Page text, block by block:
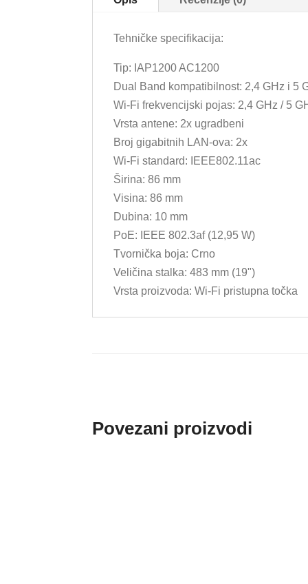
Tehničke specifikacija:
Tip: IAP1200 AC1200
Dual Band kompatibilnost: 2,4 GHz i 5
Wi-Fi frekvencijski pojas: 2,4 GHz / 5
Vrsta antene: 2x ugradbeni
Broj gigabitnih LAN-ova: 2x
Wi-Fi standard: IEEE802.11ac
Širina: 86 mm
Visina: 86 mm
Dubina: 10 mm
PoE: IEEE 802.3af (12,95 W)
Tvornička boja: Crno
Veličina stalka: 483 mm (19")
Vrsta proizvoda: Wi-Fi pristupna točka
Povezani proizvodi